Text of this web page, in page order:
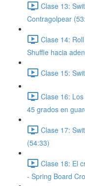
Clase 13:
Contragolpear
Clase 14:
Shuffle hacia
Clase 15:
Clase 16:
45 grados en
Clase 17:
(54:33)
Clase 18: El
- Spring Board